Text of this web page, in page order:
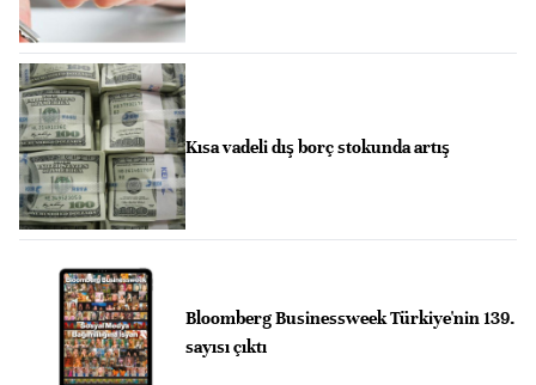
Kısa vadeli dış borç stokunda artış
Bloomberg Businessweek Türkiye'nin 139.
sayısı çıktı